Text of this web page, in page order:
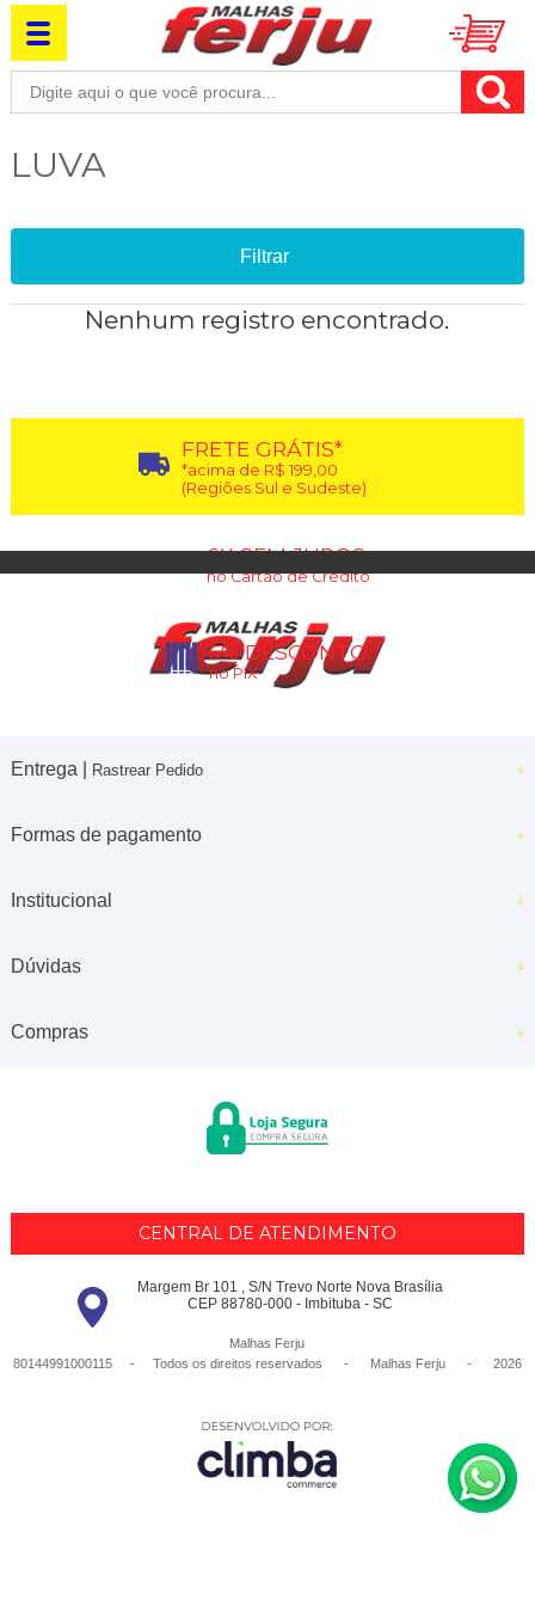
LUVA
Filtrar
Nenhum registro encontrado.
FRETE GRÁTIS*
*acima de R$ 199,00
(Regiões Sul e Sudeste)
6X SEM JUROS
no Cartão de Crédito
5% DESCONTO
no PIX
Entrega | Rastrear Pedido
Formas de pagamento
Institucional
Dúvidas
Compras
CENTRAL DE ATENDIMENTO
Margem Br 101 , S/N Trevo Norte Nova Brasília
CEP 88780-000 - Imbituba - SC
Malhas Ferju
80144991000115 - Todos os direitos reservados
- Malhas Ferju - 2026